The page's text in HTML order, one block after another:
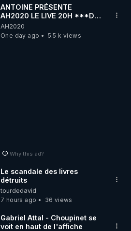
ANTOINE PRÉSENTE
AH2020 LE LIVE 20H ***DU
06/08/2026***
AH2020
One day ago
5.5 k views
Why this ad?
Le scandale des livres
détruits
tourdedavid
7 hours ago
36 views
Gabriel Attal - Choupinet se
voit en haut de l'affiche